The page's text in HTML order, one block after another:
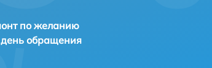
по желанию
обращения